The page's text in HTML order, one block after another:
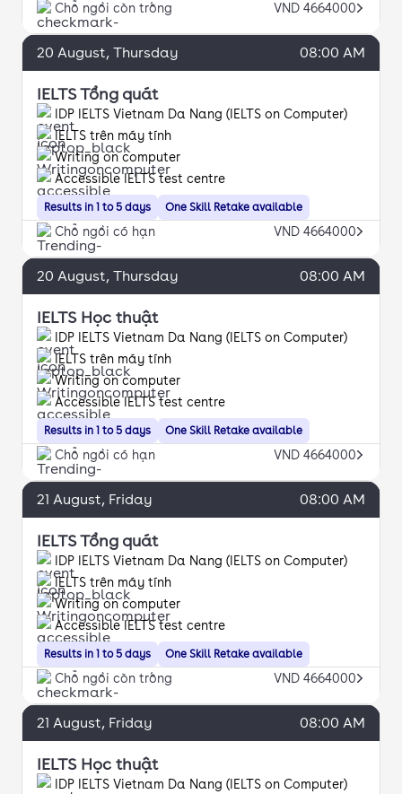
Chỗ ngồi còn trống VND 4664000
20 August, Thursday 08:00 AM
IELTS Tổng quát
IDP IELTS Vietnam Da Nang (IELTS on Computer)
Results in 1 to 5 days
IELTS trên máy tính
Writing on computer
One Skill Retake available
Accessible IELTS test centre
Chỗ ngồi có hạn VND 4664000
20 August, Thursday 08:00 AM
IELTS Học thuật
IDP IELTS Vietnam Da Nang (IELTS on Computer)
Results in 1 to 5 days
IELTS trên máy tính
Writing on computer
One Skill Retake available
Accessible IELTS test centre
Chỗ ngồi có hạn VND 4664000
21 August, Friday 08:00 AM
IELTS Tổng quát
IDP IELTS Vietnam Da Nang (IELTS on Computer)
Results in 1 to 5 days
IELTS trên máy tính
Writing on computer
One Skill Retake available
Accessible IELTS test centre
Chỗ ngồi còn trống VND 4664000
21 August, Friday 08:00 AM
IELTS Học thuật
IDP IELTS Vietnam Da Nang (IELTS on Computer)